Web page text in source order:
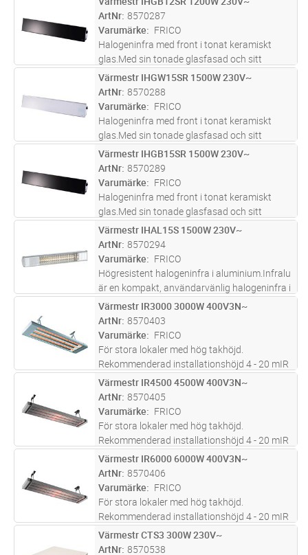
infälld montering i systemundertak och kan
användas på t.ex. sjukhus, kontor och i
reception...läs mer
ST Lägg i kundvagn
ArtNr 8570287
Varumärke
FRICO
Halogeninfra med front i tonat keramiskt
glas.Med sin tonade glasfasad och sitt
diskreta ljus är Infraglas idealisk för eleganta
utomhusutrymmen. Infraglas kan monteras
infälld i undertaket med hjälp
ST Lägg i kundvagn
Värmestr IHGW15SR 1500W 230V~
ArtNr 8570288
Varumärke
FRICO
Halogeninfra med front i tonat keramiskt
glas.Med sin tonade glasfasad och sitt
diskreta ljus är Infraglas idealisk för eleganta
utomhusutrymmen. Infraglas kan monteras
infälld i undertaket med hjälp
ST Lägg i kundvagn
Värmestr IHGB15SR 1500W 230V~
ArtNr 8570289
Varumärke
FRICO
Halogeninfra med front i tonat keramiskt
glas.Med sin tonade glasfasad och sitt
diskreta ljus är Infraglas idealisk för eleganta
utomhusutrymmen. Infraglas kan monteras
infälld i undertaket med hjälp
ST Lägg i kundvagn
Värmestr IHAL15S 1500W 230V~
ArtNr 8570294
Varumärke
FRICO
Högresistent halogeninfra i aluminium.Infralu
är en kompakt, användarvänlig halogeninfra i
polerad aluminium för utomhusbruk. Den är
försedd med ett infrarött guldrör och sladd
med stickpropp för enk
ST Lägg i kundvagn
Värmestr IR3000 3000W 400V3N~
ArtNr 8570403
Varumärke
FRICO
För stora lokaler med hög takhöjd.
Rekommenderad installationshöjd 4 - 20 mIR
är lämplig för totaluppvärmning eller
tillskottsvärme i stora lokaler med hög
takhöjd. Den kan också användas utomhus,
ti...läs mer
ST Lägg i kundvagn
Värmestr IR4500 4500W 400V3N~
ArtNr 8570405
Varumärke
FRICO
För stora lokaler med hög takhöjd.
Rekommenderad installationshöjd 4 - 20 mIR
är lämplig för totaluppvärmning eller
tillskottsvärme i stora lokaler med hög
takhöjd. Den kan också användas utomhus,
ti...läs mer
ST Lägg i kundvagn
Värmestr IR6000 6000W 400V3N~
ArtNr 8570406
Varumärke
FRICO
För stora lokaler med hög takhöjd.
Rekommenderad installationshöjd 4 - 20 mIR
är lämplig för totaluppvärmning eller
tillskottsvärme i stora lokaler med hög
ST Lägg i kundvagn
Värmestr CTS3 300W 230V~
ArtNr 8570538